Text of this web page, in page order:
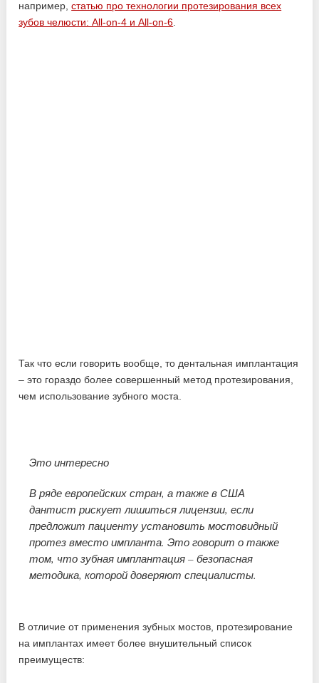
например,статью про технологии протезирования всех
зубов челюсти: All-on-4 и All-on-6
Так что если говорить вообще, то дентальная имплантация
– это гораздо более совершенный метод протезирования,
чем использование зубного моста.
Это интересно
В ряде европейских стран, а также в США
дантист рискует лишиться лицензии, если
предложит пациенту установить мостовидный
протез вместо импланта. Это говорит о также
том, что зубная имплантация – безопасная
методика, которой доверяют специалисты.
В отличие от применения зубных мостов, протезирование
на имплантах имеет более внушительный список
преимуществ: